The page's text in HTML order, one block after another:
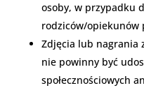
osoby, w przypadku
rodziców/opiekunów
Zdjęcia lub nagrania
nie powinny być
społecznościowych